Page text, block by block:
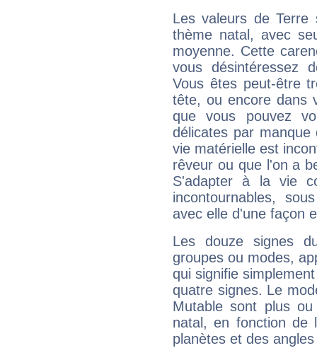
Les valeurs de Terre
thème natal, avec
moyenne. Cette
vous désintéressez
Vous êtes peut-être
tête, ou encore dans
que vous pouvez
délicates par
vie matérielle est
rêveur ou que l'on a
S'adapter à la vie
incontournables,
avec elle d'une façon
Les douze signes
groupes ou modes,
qui signifie
quatre signes. Le
Mutable sont plus
natal, en fonction de
planètes et des